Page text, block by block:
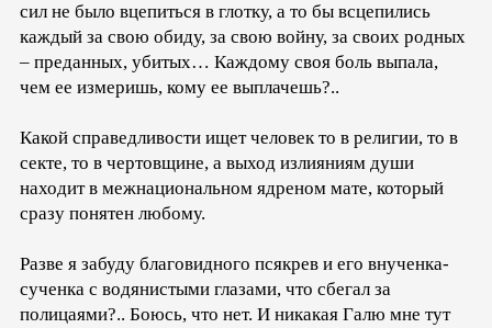
сил не было вцепиться в глотку, а то бы всцепились
каждый за свою обиду, за свою войну, за своих родных
– преданных, убитых… Каждому своя боль выпала,
чем ее измеришь, кому ее выплачешь?..
Какой справедливости ищет человек то в религии, то в
секте, то в чертовщине, а выход излияниям души
находит в межнациональном ядреном мате, который
сразу понятен любому.
Разве я забуду благовидного псякрев и его внученка-
сученка с водянистыми глазами, что сбегал за
полицаями?.. Боюсь, что нет. И никакая Галю мне тут